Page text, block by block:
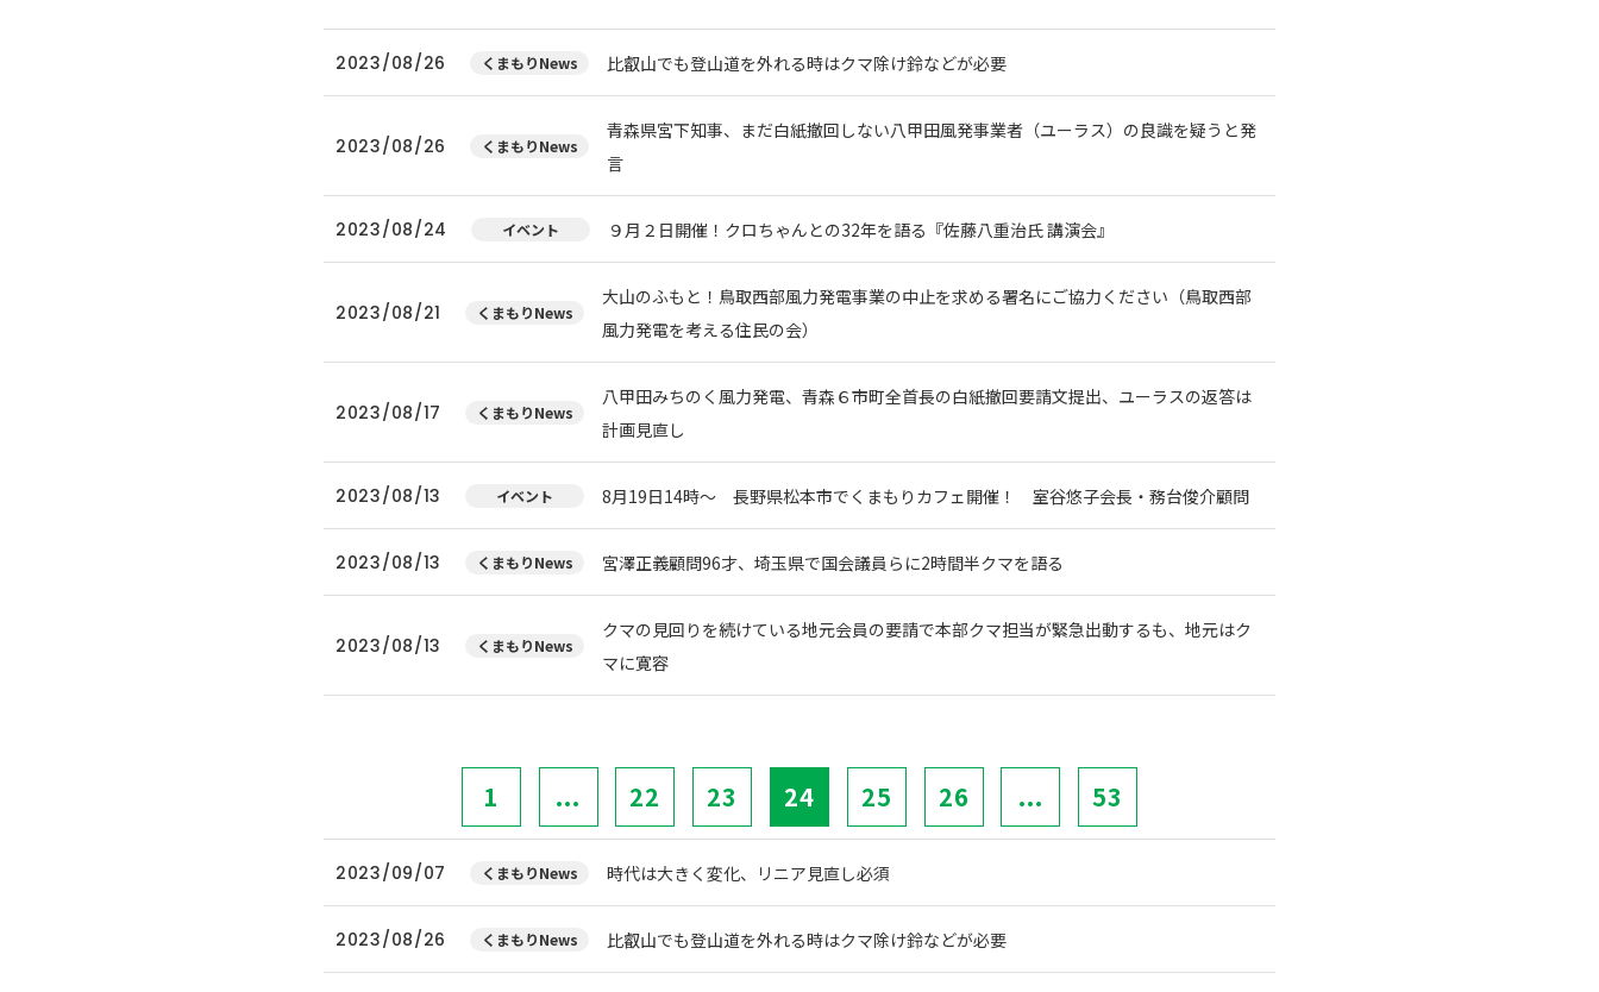
2023/08/26 くまもりNews 比叡山でも登山道を外れる時はクマ除け鈴などが必要
2023/08/26 くまもりNews
青森県宮下知事、まだ白紙撤回しない八甲田風発事業者（ユーラス）の良識を疑うと発
言
2023/08/24 イベント ９月２日開催！クロちゃんとの32年を語る『佐藤八重治氏 講演会』
2023/08/21 くまもりNews
大山のふもと！鳥取西部風力発電事業の中止を求める署名にご協力ください（鳥取西部
風力発電を考える住民の会）
2023/08/17 くまもりNews
八甲田みちのく風力発電、青森６市町全首長の白紙撤回要請文提出、ユーラスの返答は
計画見直し
2023/08/13 イベント 8月19日14時～ 長野県松本市でくまもりカフェ開催！ 室谷悠子会長・務台俊介顧問
2023/08/13 くまもりNews 宮澤正義顧問96才、埼玉県で国会議員らに2時間半クマを語る
2023/08/13 くまもりNews
クマの見回りを続けている地元会員の要請で本部クマ担当が緊急出動するも、地元はク
マに寛容
1 ... 22 23 24 25 26 ... 53
2023/09/07 くまもりNews 時代は大きく変化、リニア見直し必須
2023/08/26 くまもりNews 比叡山でも登山道を外れる時はクマ除け鈴などが必要